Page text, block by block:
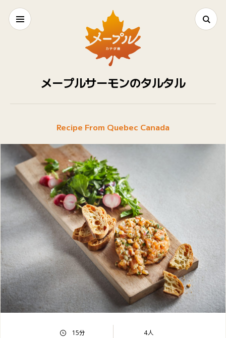
メープルサーモンのタルタル
Recipe From Quebec Canada
15分 4人